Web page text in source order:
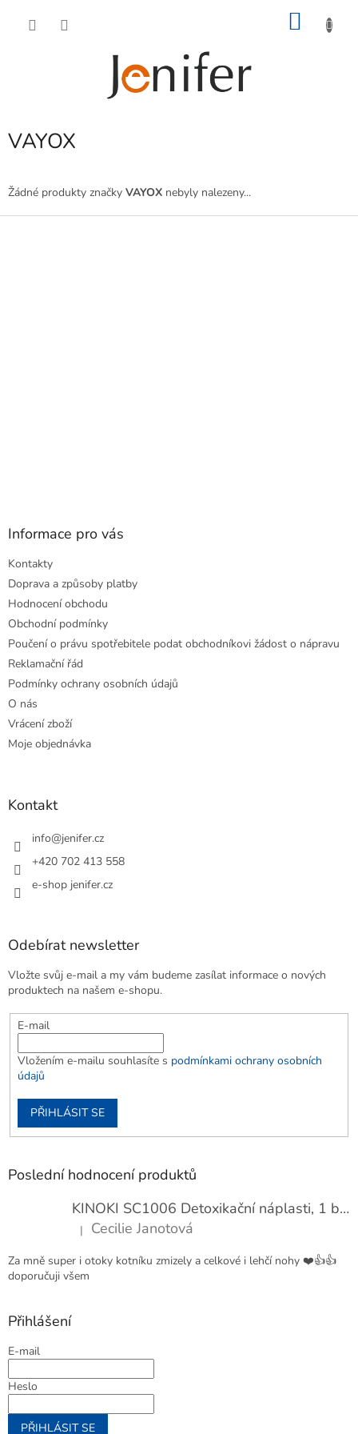
VAYOX
Žádné produkty značky VAYOX nebyly nalezeny...
Z
Informace pro vás
Kontakty
Doprava a způsoby platby
Hodnocení obchodu
Obchodní podmínky
Poučení o právu spotřebitele podat obchodníkovi žádost o nápravu
Reklamační řád
Podmínky ochrany osobních údajů
O nás
Vrácení zboží
Moje objednávka
Kontakt
info@jenifer.cz
+420 702 413 558
e-shop jenifer.cz
Odebírat newsletter
Vložte svůj e-mail a my vám budeme zasílat informace o nových
produktech na našem e-shopu.
E-mail
Vložením e-mailu souhlasíte s podmínkami ochrany osobních
údajů
PŘIHLÁSIT SE
Poslední hodnocení produktů
KINOKI SC1006 Detoxikační náplasti, 1 balení - 10 ks
Hodnocení produktu je 4 z 5 hvězdiček.
| Cecilie Janotová
Za mně super i otoky kotníku zmizely a celkové i lehčí nohy ❤️👍👍
doporučuji všem
Přihlášení
E-mail
Heslo
PŘIHLÁSIT SE